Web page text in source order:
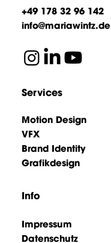
+49 178 32 96 142
info@mariawintz.de
Services
Motion Design
VFX
Brand Identity
Grafikdesign
Info
Impressum
Datenschutz